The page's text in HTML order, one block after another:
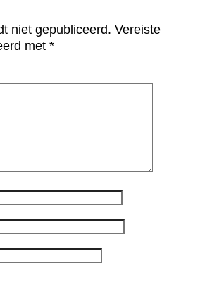
niet gepubliceerd. Vereiste
met *